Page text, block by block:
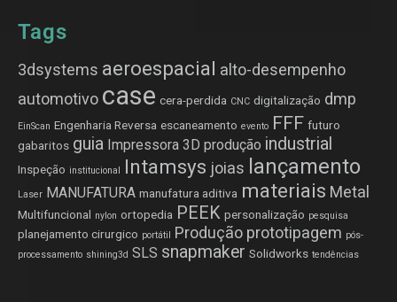
Tags
3dsystems aeroespacial alto-desempenho
automotivo case cera-perdida CNC digitalização dmp
EinScan Engenharia Reversa escaneamento evento FFF futuro
gabaritos guia Impressora 3D produção industrial
Inspeção institucional Intamsys joias lançamento
Laser MANUFATURA manufatura aditiva materiais Metal
Multifuncional nylon ortopedia PEEK personalização pesquisa
planejamento cirurgico portátil Produção prototipagem pós-
processamento shining3d SLS snapmaker Solidworks tendências